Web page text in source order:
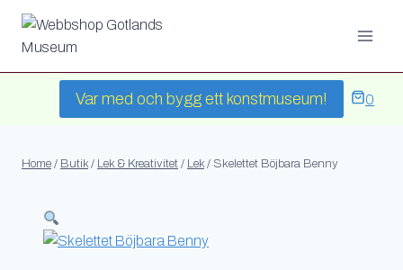
Skip
content
Var med och bygg ett konstmuseum! 0
Home / Butik / Lek & Kreativitet / Lek / Skelettet Böjbara Benny